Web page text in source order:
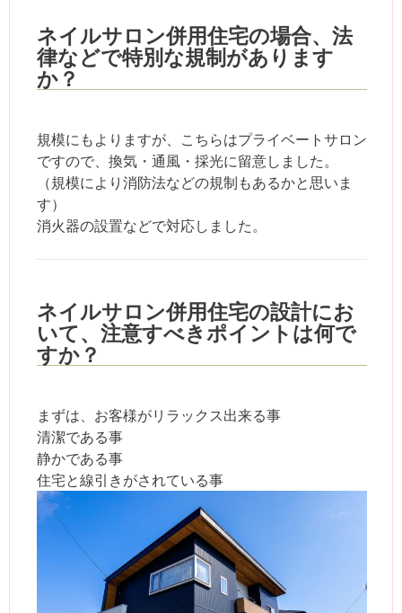
ネイルサロン併用住宅の場合、法
律などで特別な規制があります
か？
規模にもよりますが、こちらはプライベートサロン
ですので、換気・通風・採光に留意しました。
（規模により消防法などの規制もあるかと思いま
す）
消火器の設置などで対応しました。
ネイルサロン併用住宅の設計にお
いて、注意すべきポイントは何で
すか？
まずは、お客様がリラックス出来る事
清潔である事
静かである事
住宅と線引きがされている事